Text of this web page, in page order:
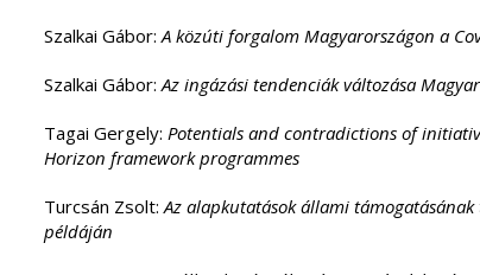
Szalkai Gábor:A közúti forgalom Magyarországon a
Szalkai Gábor:Az ingázási tendenciák változása
Tagai Gergely: Potentials and contradictions of
Horizon framework programmes
Turcsán Zsolt:Az alapkutatások állami
példáján